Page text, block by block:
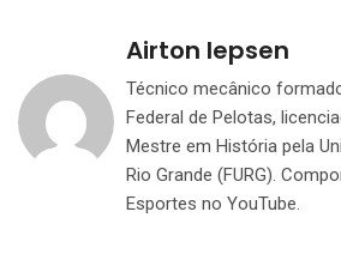
Airton Iepsen
Técnico mecânico
Federal de Pelotas,
Mestre em História pela
Rio Grande (FURG).
Esportes no YouTube.